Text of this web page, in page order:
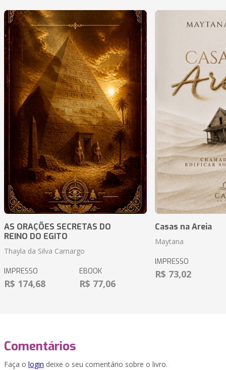
AS ORAÇÕES SECRETAS DO
REINO DO EGITO
Thayla da Silva Camargo
IMPRESSO
R$ 174,68
EBOOK
R$ 77,06
Casas na Areia
Maytana
IMPRESSO
R$ 73,02
Comentários
Faça o login deixe o seu comentário sobre o livro.